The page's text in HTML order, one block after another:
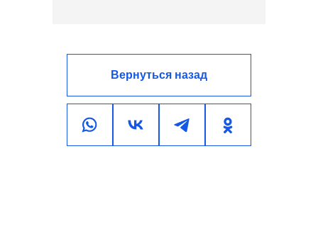
Вернуться назад